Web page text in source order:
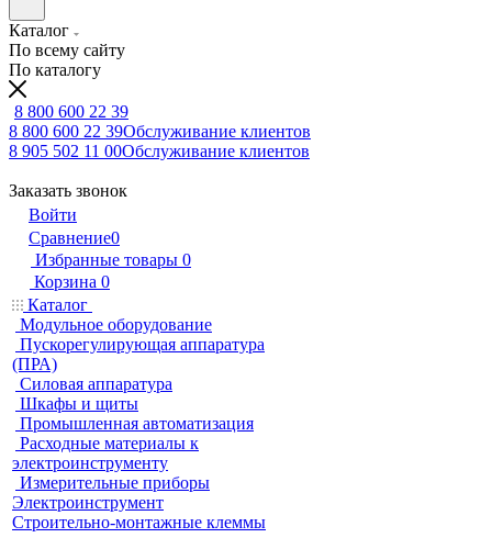
Каталог
По всему сайту
По каталогу
8 800 600 22 39
8 800 600 22 39Обслуживание клиентов
8 905 502 11 00Обслуживание клиентов
Заказать звонок
Войти
Сравнение0
Избранные товары 0
Корзина 0
Каталог
Модульное оборудование
Пускорегулирующая аппаратура
(ПРА)
Силовая аппаратура
Шкафы и щиты
Промышленная автоматизация
Расходные материалы к
электроинструменту
Измерительные приборы
Электроинструмент
Строительно-монтажные клеммы